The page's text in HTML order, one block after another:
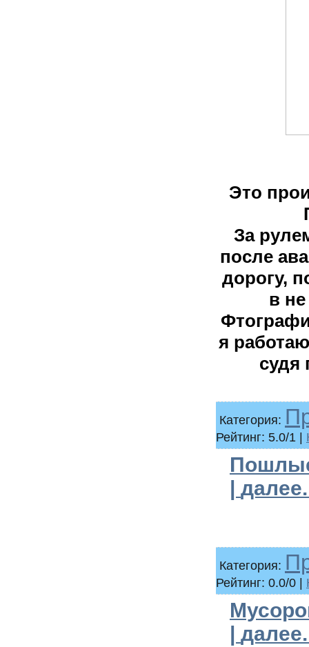
Это
За
после
дорогу,
в
я
судя
Категория:
Рейтинг: 5.0/1 |
Категория:
Рейтинг: 0.0/0 |